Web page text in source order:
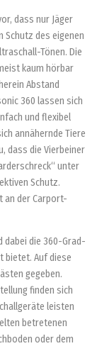
dass nur Jäger
Schutz des eigenen
Tönen. Die
kaum hörbar
Abstand
360 lassen sich
und flexibel
annähernde Tiere
dass die Vierbeiner
unter
Schutz.
an der Carport-
dabei die 360-Grad-
bietet. Auf diese
gegeben.
finden sich
leisten
betretenen
oder dem